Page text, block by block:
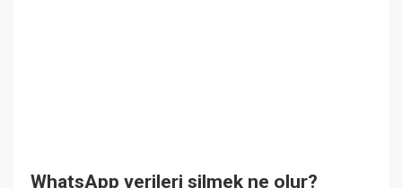
WhatsApp verileri silmek ne olur?